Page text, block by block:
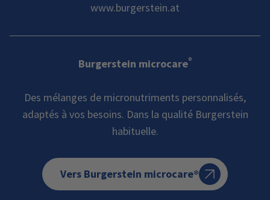
www.burgerstein.at
Burgerstein microcare®
Des mélanges de micronutriments personnalisés,
adaptés à vos besoins. Dans la qualité Burgerstein
habituelle.
Vers Burgerstein microcare®